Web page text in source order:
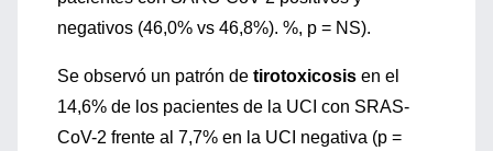
negativos (46,0% vs 46,8%). %, p = NS).
Se observó un patrón de tirotoxicosis en el
14,6% de los pacientes de la UCI con SRAS-
CoV-2 frente al 7,7% en la UCI negativa (p =